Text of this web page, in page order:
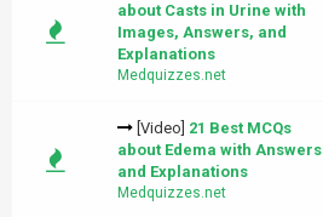
about Casts in Urine with
Images, Answers, and
Explanations
Medquizzes.net
[Video] 21 Best MCQs
about Edema with Answers
and Explanations
Medquizzes.net